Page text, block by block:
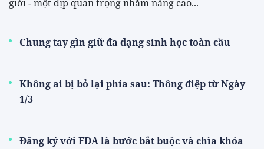
giới - một dịp quan trọng nhằm nâng cao...
Chung tay gìn giữ đa dạng sinh học toàn cầu
Không ai bị bỏ lại phía sau: Thông điệp từ Ngày
1/3
Đăng ký với FDA là bước bắt buộc và chìa khóa